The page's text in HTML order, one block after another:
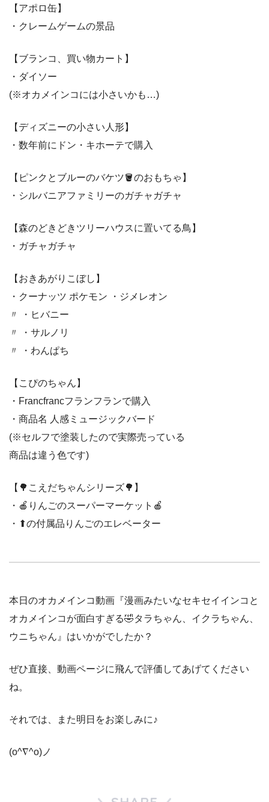
【アポロ缶】
・クレームゲームの景品
【ブランコ、買い物カート】
・ダイソー
(※オカメインコには小さいかも…)
【ディズニーの小さい人形】
・数年前にドン・キホーテで購入
【ピンクとブルーのバケツ🪣のおもちゃ】
・シルバニアファミリーのガチャガチャ
【森のどきどきツリーハウスに置いてる鳥】
・ガチャガチャ
【おきあがりこぼし】
・クーナッツ ポケモン ・ジメレオン
〃 ・ヒバニー
〃 ・サルノリ
〃 ・わんぱち
【こぴのちゃん】
・Francfrancフランフランで購入
・商品名 人感ミュージックバード
(※セルフで塗装したので実際売っている
商品は違う色です)
【🌳こえだちゃんシリーズ🌳】
・🍎りんごのスーパーマーケット🍎
・⬆の付属品りんごのエレベーター
本日のオカメインコ動画『漫画みたいなセキセイインコと
オカメインコが面白すぎる🤣タラちゃん、イクラちゃん、
ウニちゃん』はいかがでしたか？
ぜひ直接、動画ページに飛んで評価してあげてください
ね。
それでは、また明日をお楽しみに♪
(o^∇^o)ノ